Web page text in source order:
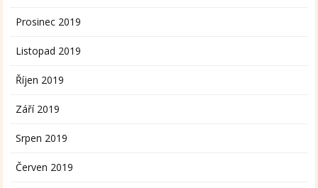
Prosinec 2019
Listopad 2019
Říjen 2019
Září 2019
Srpen 2019
Červen 2019